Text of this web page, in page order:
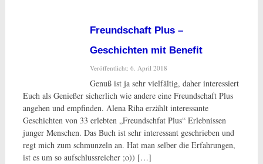
Freundschaft Plus –
Geschichten mit Benefit
Veröffentlicht: 6. April 2018
Genuß ist ja sehr vielfältig, daher interessiert
Euch als Genießer sicherlich wie andere eine Freundschaft Plus
angehen und empfinden. Alena Riha erzählt interessante
Geschichten von 33 erlebten „Freundschfat Plus“ Erlebnissen
junger Menschen. Das Buch ist sehr interessant geschrieben und
regt mich zum schmunzeln an. Hat man selber die Erfahrungen,
ist es um so aufschlussreicher ;o)) […]